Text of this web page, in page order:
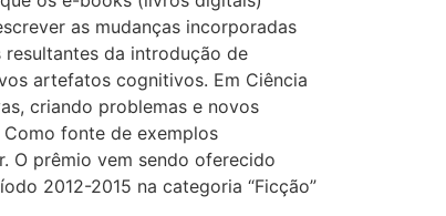
as mudanças incorporadas
da introdução de
artefatos cognitivos. Em Ciência
criando problemas e novos
fonte de exemplos
O prêmio vem sendo oferecido
2012-2015 na categoria “Ficção”